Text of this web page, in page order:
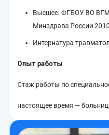
Высшее. ФГБОУ ВО
Минздрава России
Интернатура
Опыт работы
Стаж работы по
настоящее время —